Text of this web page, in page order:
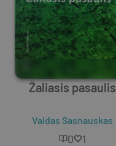
Žaliasis pasaulis
Valdas Sasnauskas
0 1